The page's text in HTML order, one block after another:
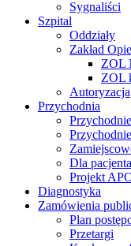
Sygnaliści
Szpital
Oddziały
Zakład
ZOL
ZOL
Autoryzacja
Przychodnia
Dla
Projekt
Diagnostyka
Zamówienia
Plan
Przetargi